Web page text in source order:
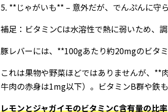
5. **じゃがいも** – 意外だが、でんぷんに守
補足：ビタミンCは水溶性で熱に弱いため、
豚レバーには、**100gあたり約20mgのビタ
これは果物や野菜ほどではありませんが、**
牛肉の赤身は1mg以下）。ビタミンB群や鉄
レモンとジャガイモのビタミンC含有量の比率